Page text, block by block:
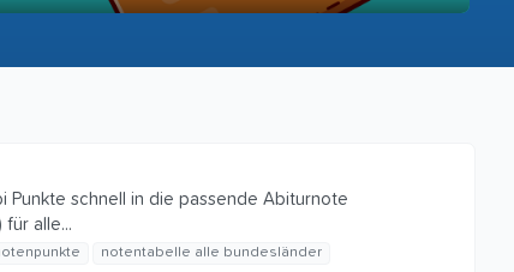
Punkte schnell in die passende Abiturnote
alle...
notentabelle alle bundesländer